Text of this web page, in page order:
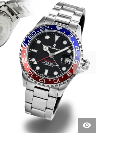
VISTA
RÁPIDA